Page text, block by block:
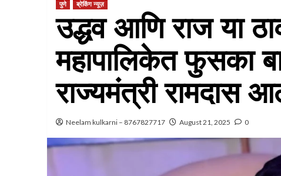
पुणे ब्रेकिंग न्यूज़
उद्धव आणि राज या
महापालिकेत फुसका
राज्यमंत्री रामदास
Neelam kulkarni – 8767827717 August 21, 2025 0